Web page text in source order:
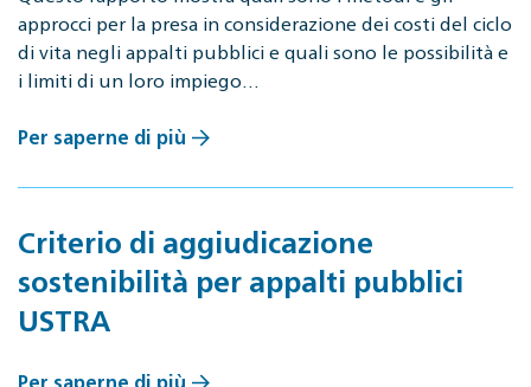
approcci per la presa in considerazione dei costi del ciclo
di vita negli appalti pubblici e quali sono le possibilità e
i limiti di un loro impiego…
Per saperne di più
Criterio di aggiudicazione
sostenibilità per appalti pubblici
USTRA
Per saperne di più